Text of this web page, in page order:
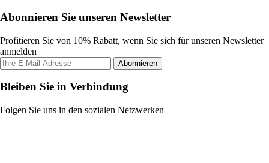
Abonnieren Sie unseren Newsletter
Profitieren Sie von 10% Rabatt, wenn Sie sich für unseren Newsletter
anmelden
Abonnieren
Bleiben Sie in Verbindung
Folgen Sie uns in den sozialen Netzwerken